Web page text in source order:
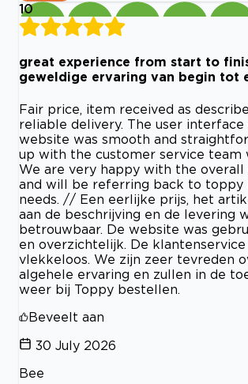
10
great experience from start to
geweldige ervaring van begin tot
Fair price, item received as
reliable delivery. The user
website was smooth and
up with the customer service team
We are very happy with the overall
and will be referring back to toppy
needs. // Een eerlijke prijs, het
aan de beschrijving en de levering
betrouwbaar. De website was
en overzichtelijk. De
vlekkeloos. We zijn zeer tevreden
algehele ervaring en zullen in de
weer bij Toppy bestellen.
Beveelt aan
30 July 2026
Bee